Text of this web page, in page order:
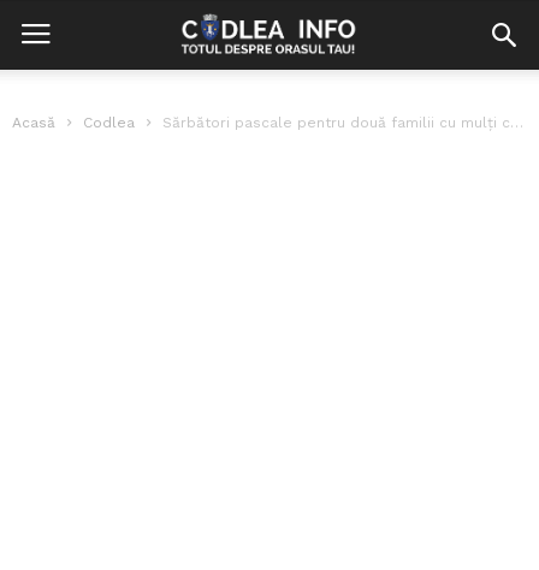
Acasă Codlea Sărbători pascale pentru două familii cu mulți copii